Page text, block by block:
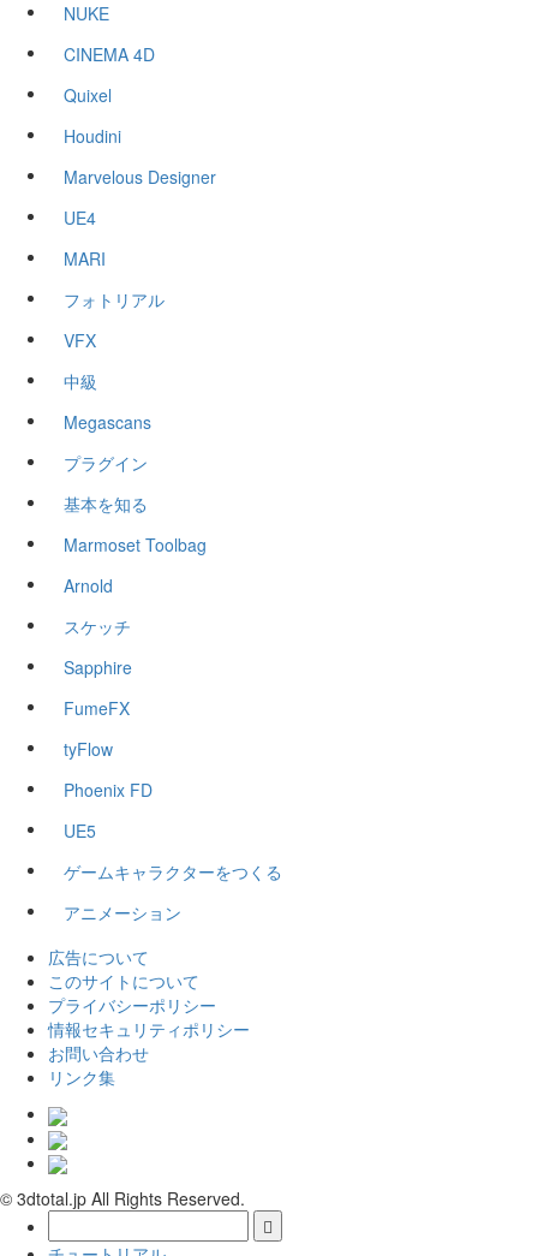
NUKE
CINEMA 4D
Quixel
Houdini
Marvelous Designer
UE4
MARI
フォトリアル
VFX
中級
Megascans
プラグイン
基本を知る
Marmoset Toolbag
Arnold
スケッチ
Sapphire
FumeFX
tyFlow
Phoenix FD
UE5
ゲームキャラクターをつくる
アニメーション
広告について
このサイトについて
プライバシーポリシー
情報セキュリティポリシー
お問い合わせ
リンク集
© 3dtotal.jp All Rights Reserved.